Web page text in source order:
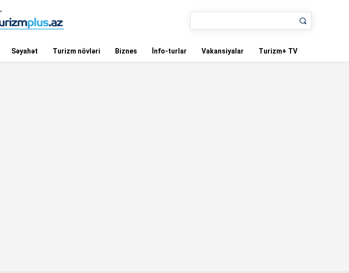
Səyahət Turizm növləri Biznes İnfo-turlar Vakansiyalar Turizm+ TV